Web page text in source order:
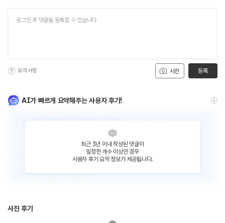
사진
유의사항 등록
AI가 빠르게 요약해주는 사용자 후기!
최근 3년 이내 작성된 댓글이
일정한 개수 이상인 경우
사용자 후기 요약 정보가 제공됩니다.
사진 후기